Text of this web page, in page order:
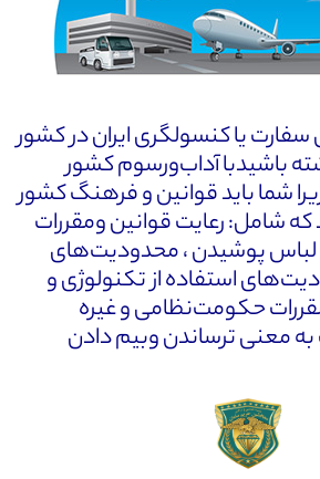
یا کنسولگری ایران در کشور
باشیدبا آداب‌ورسوم کشور
شما باید قوانین و فرهنگ کشور
که شامل: رعایت قوانین ومقررات
لباس پوشیدن ، محدودیت‌های
استفاده از تکنولوژی و
مقررات حکومت‌نظامی و غیره
معنی ترساندن وبیم دادن